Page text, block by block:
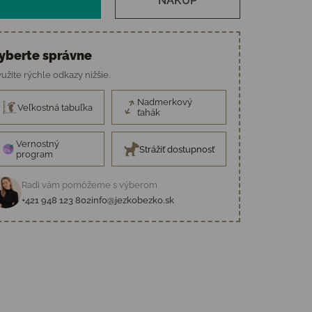
správne
rýchle odkazy nižšie.
Veľkostná tabuľka
Nadmerkový
ťahák
Vernostný
program
Strážiť dostupnosť
Radi vám pomôžeme s výberom
+421 948 123 802info@jezkobezko.sk